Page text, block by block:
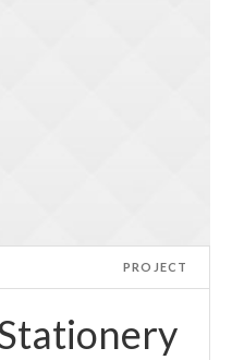
PROJECT